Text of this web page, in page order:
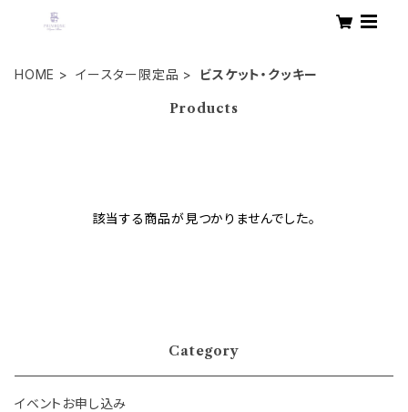
HOME イースター限定品 ビスケット・クッキー
Products
該当する商品が見つかりませんでした。
Category
イベントお申し込み